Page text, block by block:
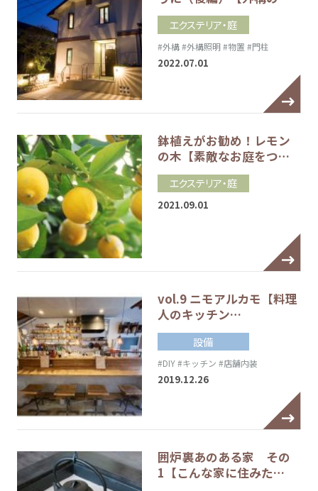
エクステリア・庭
#外構#外構照明 #物置 #門柱
2022.07.01
鉢植えがお勧め！レモン
の木【素敵なお庭をつ…
エクステリア・庭
2021.09.01
vol.9 ニモアルカモ【料理
人のキッチン…
設備
#DIY#キッチン #店舗内装
2019.12.26
囲炉裏あのある家 その
1【こんな家に住みた…